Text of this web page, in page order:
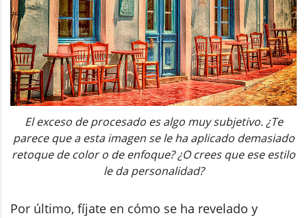
El exceso de procesado es algo muy subjetivo. ¿Te
parece que a esta imagen se le ha aplicado demasiado
retoque de color o de enfoque? ¿O crees que ese estilo
le da personalidad?
Por último, fíjate en cómo se ha revelado y